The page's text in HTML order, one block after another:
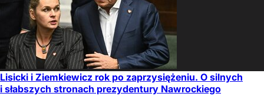
Lisicki i Ziemkiewicz rok po zaprzysiężeniu. O silnych
i słabszych stronach prezydentury Nawrockiego